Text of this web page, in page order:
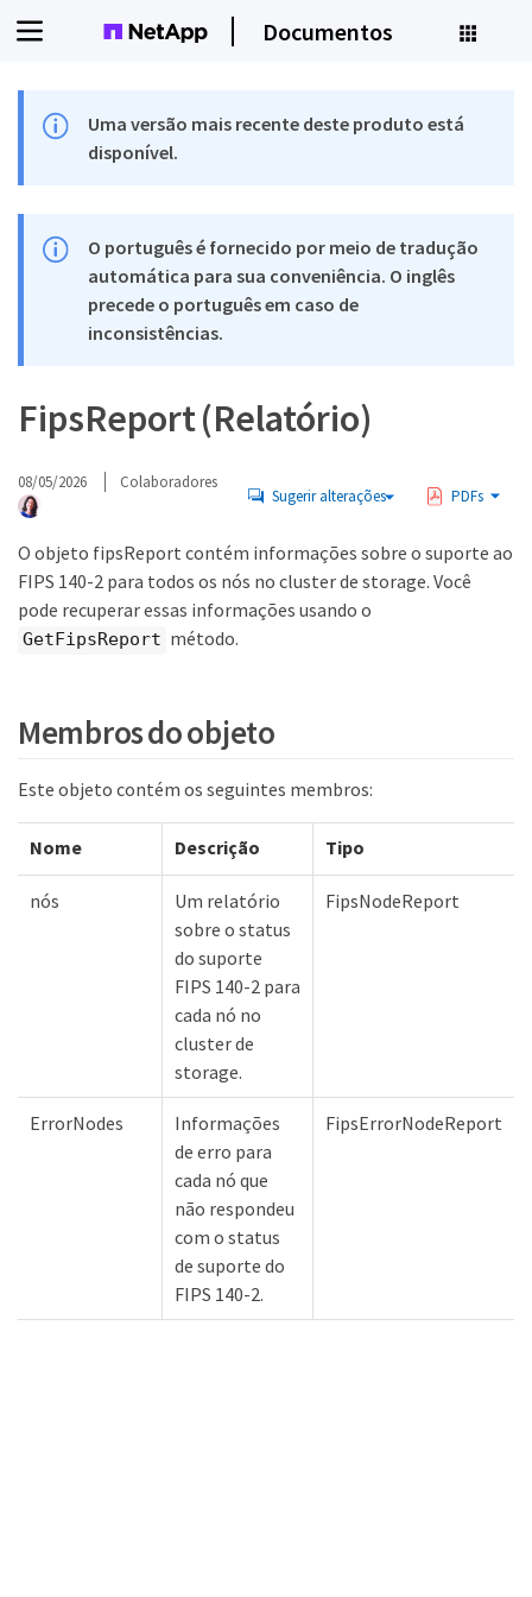
Documentos
Uma versão mais recente deste produto está
disponível.
O português é fornecido por meio de tradução
automática para sua conveniência. O inglês
precede o português em caso de
inconsistências.
FipsReport (Relatório)
08/05/2026 Colaboradores
Sugerir alterações PDFs
O objeto fipsReport contém informações sobre o suporte ao
FIPS 140-2 para todos os nós no cluster de storage. Você
pode recuperar essas informações usando o
GetFipsReport método.
Membros do objeto
Este objeto contém os seguintes membros:
Nome Descrição Tipo
nós
Um relatório
sobre o status
do suporte
FIPS 140-2 para
cada nó no
cluster de
storage.
FipsNodeReport
ErrorNodes
Informações
de erro para
cada nó que
não respondeu
com o status
de suporte do
FIPS 140-2.
FipsErrorNodeReport